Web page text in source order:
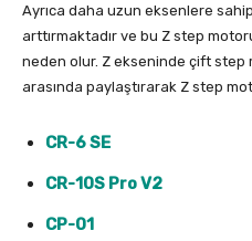
Ayrıca daha uzun eksenlere
arttırmaktadır ve bu Z step
neden olur. Z ekseninde çift step
arasında paylaştırarak Z step
CR-6 SE
CR-10S Pro V2
CP-01